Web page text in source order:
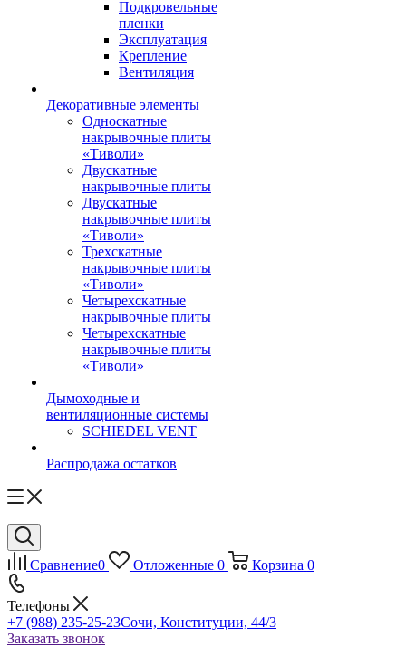
Подкровельные
пленки
Эксплуатация
Крепление
Вентиляция
Декоративные элементы
Односкатные
накрывочные плиты
«Тиволи»
Двускатные
накрывочные плиты
Двускатные
накрывочные плиты
«Тиволи»
Трехскатные
накрывочные плиты
«Тиволи»
Четырехскатные
накрывочные плиты
Четырехскатные
накрывочные плиты
«Тиволи»
Дымоходные и
вентиляционные системы
SCHIEDEL VENT
Распродажа остатков
Сравнение0 Отложенные 0 Корзина 0
Телефоны
+7 (988) 235-25-23Сочи, Конституции, 44/3
Заказать звонок